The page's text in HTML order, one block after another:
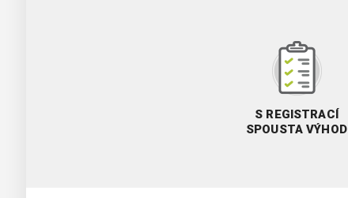
S REGISTRACÍ
SPOUSTA VÝHOD